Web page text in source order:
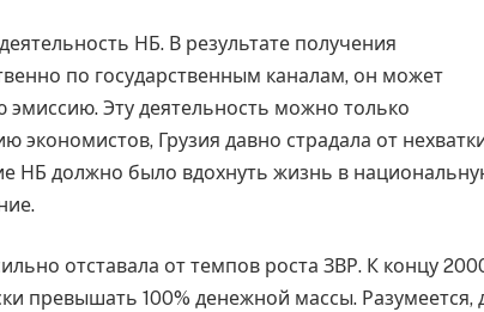
НБ. В результате получения
по государственным каналам, он может
Эту деятельность можно только
экономистов, Грузия давно страдала от
НБ должно было вдохнуть жизнь в
отставала от темпов роста ЗВР. К концу
превышать 100% денежной массы. Разумеется,